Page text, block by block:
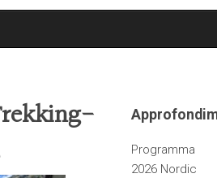
Programma
2026 Nordic